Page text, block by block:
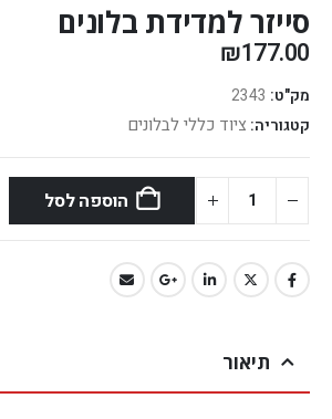
סייזר למדידת בלונים
₪177.00
מק"ט: 2343
קטגוריה: ציוד כללי לבלונים
הוספה לסל
תיאור